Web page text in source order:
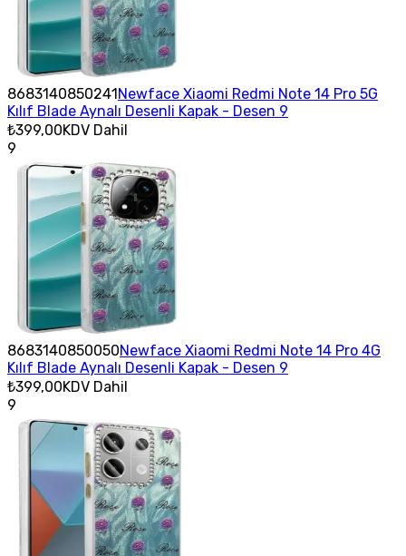
8683140850241Newface Xiaomi Redmi Note 14 Pro 5G
Kılıf Blade Aynalı Desenli Kapak - Desen 9
₺399,00KDV Dahil
9
8683140850050Newface Xiaomi Redmi Note 14 Pro 4G
Kılıf Blade Aynalı Desenli Kapak - Desen 9
₺399,00KDV Dahil
9